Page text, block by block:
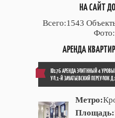
НА САЙТ
Всего:1543
АРЕНДА
ID176 АРЕНДА ЭЛИТННЫЙ 4
УЛ.1-Й ЗАЧАТЬЕВСКИЙ ПЕРЕУЛОК
Метро:
Площадь: